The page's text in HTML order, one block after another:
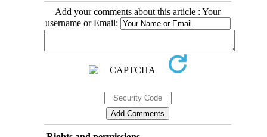
Add your comments about this article : Your
username or Email: